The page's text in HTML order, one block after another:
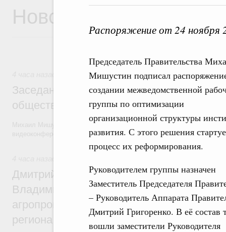
Распоряжение от 24
Председатель Правительства
Мишустин подписал
создании межведомственной
группы по оптимизации
организационной структуры
развития. С этого решения
процесс их реформирования.
Руководителем группы назначен
Заместитель Председателя
– Руководитель Аппарата
Дмитрий Григоренко. В её состав
вошли заместители Руководителя
Новости
Заседание Президиума Госсовета по
общественного транспорта
Михаил Мишустин и члены Правительства приняли участие в
Дмитрий Патрушев и губернатор
Владимир Солодов обсудили развитие
агропромышленного комплекса и
региона